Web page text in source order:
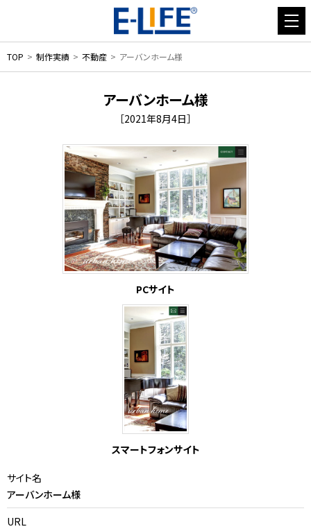
TOP 制作実績 不動産 アーバンホーム様
アーバンホーム様
［2021年8月4日］
PCサイト
スマートフォンサイト
サイト名
アーバンホーム様
URL